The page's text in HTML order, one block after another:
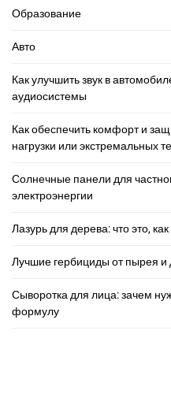
Образование
Авто
Как улучшить звук в
аудиосистемы
Как обеспечить комфорт и
нагрузки или экстремальных
Солнечные панели для
электроэнергии
Лазурь для дерева: что это,
Лучшие гербициды от пырея и
Сыворотка для лица: зачем
формулу